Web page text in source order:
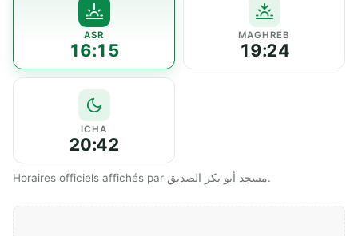
ASR
16:15
MAGHREB
19:24
ICHA
20:42
Horaires officiels affichés par مسجد أبو بكر الصديق.